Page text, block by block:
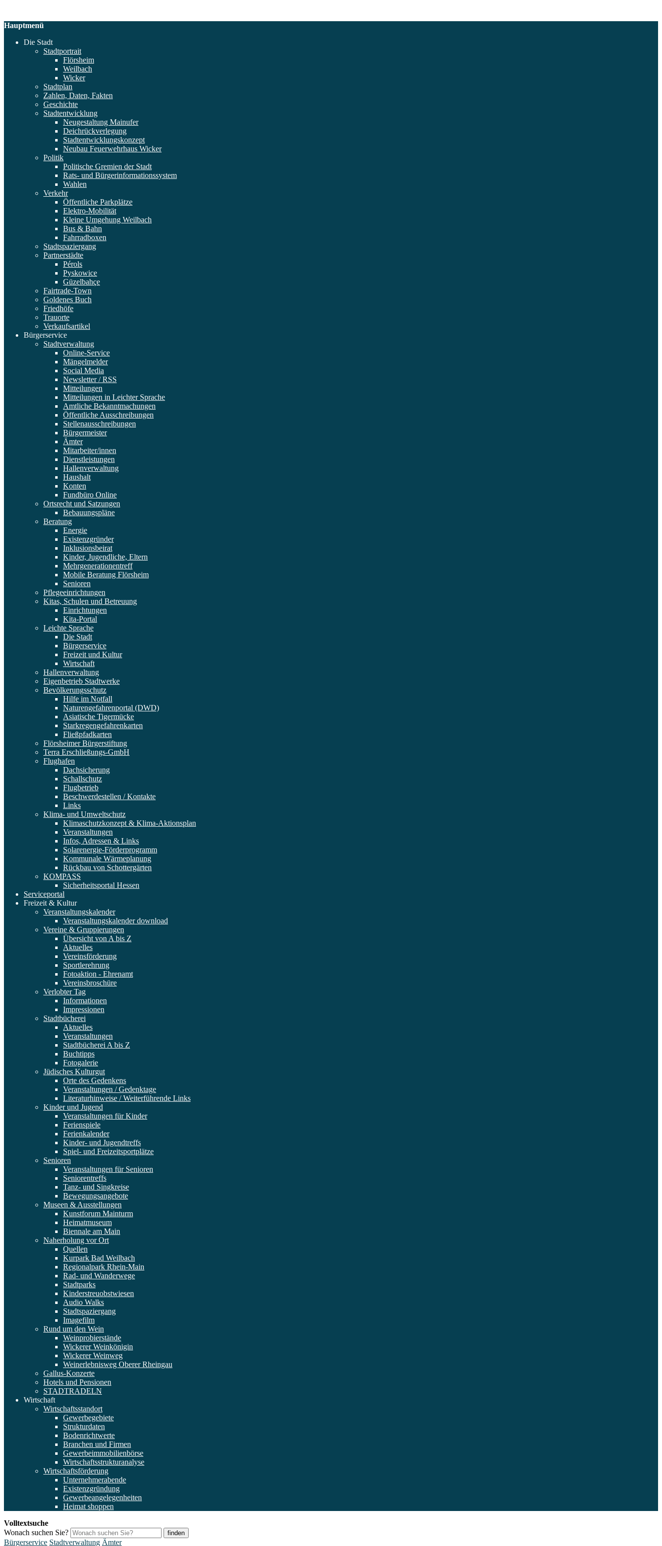
Hauptmenü
Die Stadt
Stadtportrait
Flörsheim
Weilbach
Wicker
Stadtplan
Zahlen, Daten, Fakten
Geschichte
Stadtentwicklung
Neugestaltung Mainufer
Deichrückverlegung
Stadtentwicklungskonzept
Neubau Feuerwehrhaus Wicker
Politik
Politische Gremien der Stadt
Rats- und Bürgerinformationssystem
Wahlen
Verkehr
Öffentliche Parkplätze
Elektro-Mobilität
Kleine Umgehung Weilbach
Bus & Bahn
Fahrradboxen
Stadtspaziergang
Partnerstädte
Pérols
Pyskowice
Güzelbahçe
Fairtrade-Town
Goldenes Buch
Friedhöfe
Trauorte
Verkaufsartikel
Bürgerservice
Stadtverwaltung
Online-Service
Mängelmelder
Social Media
Newsletter / RSS
Mitteilungen
Mitteilungen in Leichter Sprache
Amtliche Bekanntmachungen
Öffentliche Ausschreibungen
Stellenausschreibungen
Bürgermeister
Ämter
Mitarbeiter/innen
Dienstleistungen
Hallenverwaltung
Haushalt
Konten
Fundbüro Online
Ortsrecht und Satzungen
Bebauungspläne
Beratung
Energie
Existenzgründer
Inklusionsbeirat
Kinder, Jugendliche, Eltern
Mehrgenerationentreff
Mobile Beratung Flörsheim
Senioren
Pflegeeinrichtungen
Kitas, Schulen und Betreuung
Einrichtungen
Kita-Portal
Leichte Sprache
Die Stadt
Bürgerservice
Freizeit und Kultur
Wirtschaft
Hallenverwaltung
Eigenbetrieb Stadtwerke
Bevölkerungsschutz
Hilfe im Notfall
Naturengefahrenportal (DWD)
Asiatische Tigermücke
Starkregengefahrenkarten
Fließpfadkarten
Flörsheimer Bürgerstiftung
Terra Erschließungs-GmbH
Flughafen
Dachsicherung
Schallschutz
Flugbetrieb
Beschwerdestellen / Kontakte
Links
Klima- und Umweltschutz
Klimaschutzkonzept & Klima-Aktionsplan
Veranstaltungen
Infos, Adressen & Links
Solarenergie-Förderprogramm
Kommunale Wärmeplanung
Rückbau von Schottergärten
KOMPASS
Sicherheitsportal Hessen
Serviceportal
Freizeit & Kultur
Veranstaltungskalender
Veranstaltungskalender download
Vereine & Gruppierungen
Übersicht von A bis Z
Aktuelles
Vereinsförderung
Sportlerehrung
Fotoaktion - Ehrenamt
Vereinsbroschüre
Verlobter Tag
Informationen
Impressionen
Stadtbücherei
Aktuelles
Veranstaltungen
Stadtbücherei A bis Z
Buchtipps
Fotogalerie
Jüdisches Kulturgut
Orte des Gedenkens
Veranstaltungen / Gedenktage
Literaturhinweise / Weiterführende Links
Kinder und Jugend
Veranstaltungen für Kinder
Ferienspiele
Ferienkalender
Kinder- und Jugendtreffs
Spiel- und Freizeitsportplätze
Senioren
Veranstaltungen für Senioren
Seniorentreffs
Tanz- und Singkreise
Bewegungsangebote
Museen & Ausstellungen
Kunstforum Mainturm
Heimatmuseum
Biennale am Main
Naherholung vor Ort
Quellen
Kurpark Bad Weilbach
Regionalpark Rhein-Main
Rad- und Wanderwege
Stadtparks
Kinderstreuobstwiesen
Audio Walks
Stadtspaziergang
Imagefilm
Rund um den Wein
Weinprobierstände
Wickerer Weinkönigin
Wickerer Weinweg
Weinerlebnisweg Oberer Rheingau
Gallus-Konzerte
Hotels und Pensionen
STADTRADELN
Wirtschaft
Wirtschaftsstandort
Gewerbegebiete
Strukturdaten
Bodenrichtwerte
Branchen und Firmen
Gewerbeimmobilienbörse
Wirtschaftsstrukturanalyse
Wirtschaftsförderung
Unternehmerabende
Existenzgründung
Gewerbeangelegenheiten
Heimat shoppen
Volltextsuche
Wonach suchen Sie?
finden
Bürgerservice Stadtverwaltung Ämter